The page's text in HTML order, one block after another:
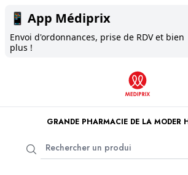
📱 App Médiprix
Envoi d'ordonnances, prise de RDV et bien
plus !
GRANDE PHARMACIE DE LA MODER